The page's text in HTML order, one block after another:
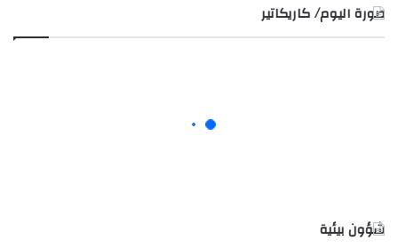
صورة اليوم/ كاريكاتير
شؤون بيئية